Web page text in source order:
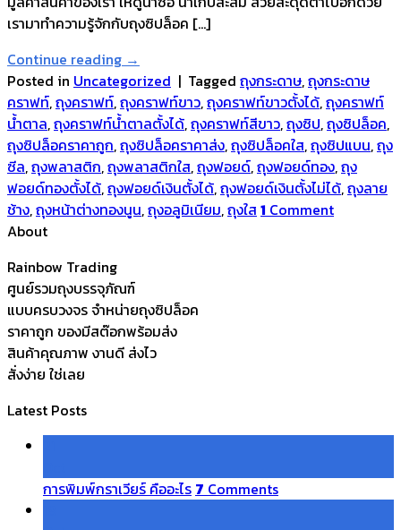
เรามาทำความรู้จักกับถุงซิปล็อค […]
Continue reading →
Posted in Uncategorized | Tagged ถุงกระดาษ,ถุงกระดาษ
คราฟท์,ถุงคราฟท์,ถุงคราฟท์ขาว,ถุงคราฟท์ขาวตั้งได้,ถุงคราฟท์
น้ำตาล,ถุงคราฟท์น้ำตาลตั้งได้,ถุงคราฟท์สีขาว,ถุงซิป,ถุงซิปล็อค,
ถุงซิปล็อคราคาถูก,ถุงซิปล็อคราคาส่ง,ถุงซิปล็อคใส,ถุงซิปแบน,ถุง
ซีล,ถุงพลาสติก,ถุงพลาสติกใส,ถุงฟอยด์,ถุงฟอยด์ทอง,ถุง
ฟอยด์ทองตั้งได้,ถุงฟอยด์เงินตั้งได้,ถุงฟอยด์เงินตั้งไม่ได้,ถุงลาย
ช้าง,ถุงหน้าต่างทองนูน,ถุงอลูมิเนียม,ถุงใส 1 Comment
About
Rainbow Trading
ศูนย์รวมถุงบรรจุภัณฑ์
แบบครบวงจร จำหน่ายถุงซิปล็อค
ราคาถูก ของมีสต๊อกพร้อมส่ง
สินค้าคุณภาพ งานดี ส่งไว
สั่งง่าย ใช่เลย
Latest Posts
การพิมพ์กราเวียร์ คืออะไร 7 Comments